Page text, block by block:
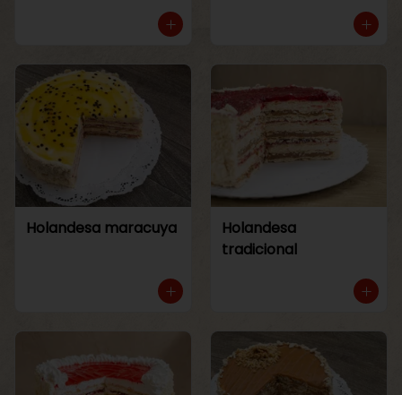
Holandesa maracuya
Holandesa
tradicional